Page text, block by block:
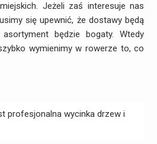
Jeżeli zaś interesuje nas
się upewnić, że dostawy będą
będzie bogaty. Wtedy
wymienimy w rowerze to, co
profesjonalna wycinka drzew i